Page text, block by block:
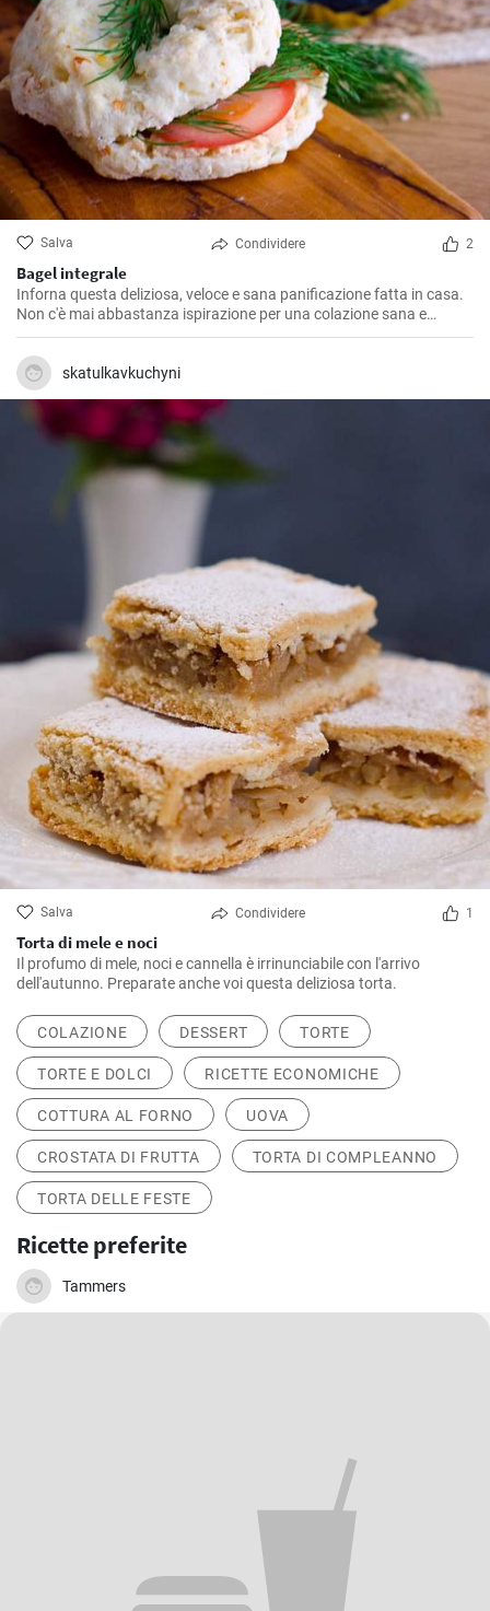
Salva Condividere 2
Bagel integrale
Inforna questa deliziosa, veloce e sana panificazione fatta in casa.
Non c'è mai abbastanza ispirazione per una colazione sana e
gustosa.
skatulkavkuchyni
Salva Condividere 1
Torta di mele e noci
Il profumo di mele, noci e cannella è irrinunciabile con l'arrivo
dell'autunno. Preparate anche voi questa deliziosa torta.
COLAZIONE DESSERT TORTE
TORTE E DOLCI RICETTE ECONOMICHE
COTTURA AL FORNO UOVA
CROSTATA DI FRUTTA TORTA DI COMPLEANNO
TORTA DELLE FESTE
Ricette preferite
Tammers